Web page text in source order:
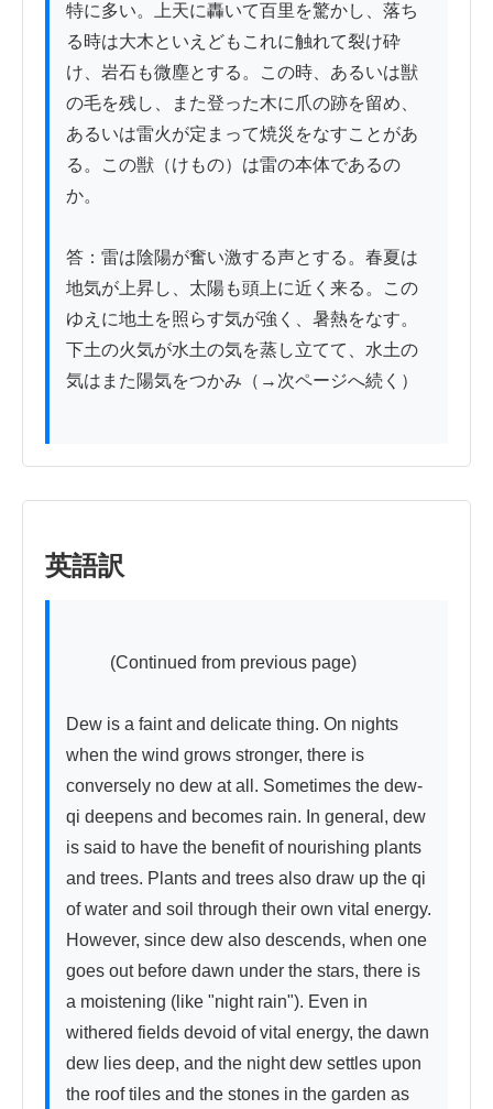
特に多い。上天に轟いて百里を驚かし、落ち
る時は大木といえどもこれに触れて裂け砕
け、岩石も微塵とする。この時、あるいは獣
の毛を残し、また登った木に爪の跡を留め、
あるいは雷火が定まって焼災をなすことがあ
る。この獣（けもの）は雷の本体であるの
か。
答：雷は陰陽が奮い激する声とする。春夏は
地気が上昇し、太陽も頭上に近く来る。この
ゆえに地土を照らす気が強く、暑熱をなす。
下土の火気が水土の気を蒸し立てて、水土の
気はまた陽気をつかみ（→次ページへ続く）
英語訳
Dew is a faint and delicate thing. On nights
when the wind grows stronger, there is
conversely no dew at all. Sometimes the dew-
qi deepens and becomes rain. In general, dew
is said to have the benefit of nourishing plants
and trees. Plants and trees also draw up the qi
of water and soil through their own vital energy.
However, since dew also descends, when one
goes out before dawn under the stars, there is
a moistening (like "night rain"). Even in
withered fields devoid of vital energy, the dawn
dew lies deep, and the night dew settles upon
the roof tiles and the stones in the garden as